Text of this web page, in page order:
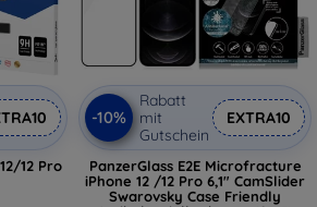
12 Pro
-10%
Rabatt
mit
Gutschein
EXTRA10
PanzerGlass E2E Microfracture
iPhone 12 /12 Pro 6,1" CamSlider
Swarovsky Case Friendly